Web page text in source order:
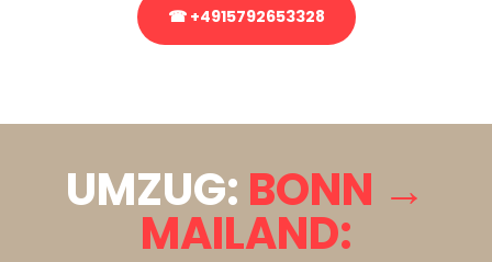
☎ +4915792653328
UMZUG: BONN →
MAILAND: